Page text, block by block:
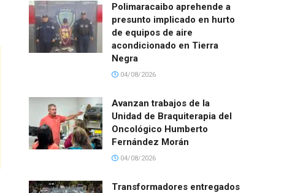
Polimaracaibo aprehende a
presunto implicado en hurto
de equipos de aire
acondicionado en Tierra
Negra
04/08/2026
Avanzan trabajos de la
Unidad de Braquiterapia del
Oncológico Humberto
Fernández Morán
04/08/2026
Transformadores entregados